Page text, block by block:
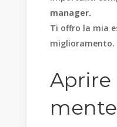
manager.
Ti offro la mia
miglioramento.
Aprire